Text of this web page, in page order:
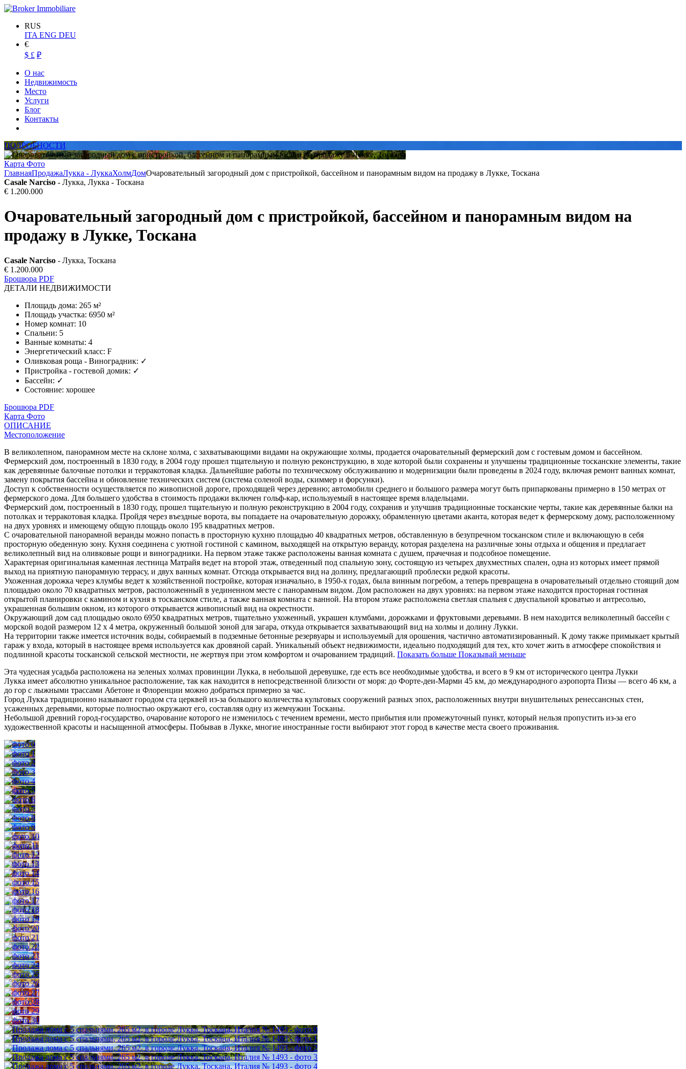
RUS
ITA ENG DEU
€
$ £ ₽
О нас
Недвижимость
Место
Услуги
Блог
Контакты
ПОДРОБНОСТИ
Карта Фото
ГлавнаяПродажаЛукка - ЛуккаХолмДомОчаровательный загородный дом с пристройкой, бассейном и панорамным видом на продажу в Лукке, Тоскана
Casale Narciso - Лукка, Лукка - Тоскана
€ 1.200.000
Очаровательный загородный дом с пристройкой, бассейном и панорамным видом на
продажу в Лукке, Тоскана
Casale Narciso - Лукка, Тоскана
€ 1.200.000
Брошюра PDF
ДЕТАЛИ НЕДВИЖИМОСТИ
Площадь дома: 265 м²
Площадь участка: 6950 м²
Номер комнат: 10
Спальни: 5
Ванные комнаты: 4
Энергетический класс: F
Оливковая роща - Виноградник: ✓
Пристройка - гостевой домик: ✓
Бассейн: ✓
Состояние: хорошее
Брошюра PDF
Карта Фото
ОПИСАНИЕ
Местоположение
В великолепном, панорамном месте на склоне холма, с захватывающими видами на окружающие холмы, продается очаровательный фермерский дом с гостевым домом и бассейном.
Фермерский дом, построенный в 1830 году, в 2004 году прошел тщательную и полную реконструкцию, в ходе которой были сохранены и улучшены традиционные тосканские элементы, такие
как деревянные балочные потолки и терракотовая кладка. Дальнейшие работы по техническому обслуживанию и модернизации были проведены в 2024 году, включая ремонт ванных комнат,
замену покрытия бассейна и обновление технических систем (система соленой воды, скиммер и форсунки).
Доступ к собственности осуществляется по живописной дороге, проходящей через деревню; автомобили среднего и большого размера могут быть припаркованы примерно в 150 метрах от
фермерского дома. Для большего удобства в стоимость продажи включен гольф-кар, используемый в настоящее время владельцами.
Фермерский дом, построенный в 1830 году, прошел тщательную и полную реконструкцию в 2004 году, сохранив и улучшив традиционные тосканские черты, такие как деревянные балки на
потолках и терракотовая кладка. Пройдя через въездные ворота, вы попадаете на очаровательную дорожку, обрамленную цветами аканта, которая ведет к фермерскому дому, расположенному
на двух уровнях и имеющему общую площадь около 195 квадратных метров.
С очаровательной панорамной веранды можно попасть в просторную кухню площадью 40 квадратных метров, обставленную в безупречном тосканском стиле и включающую в себя
просторную обеденную зону. Кухня соединена с уютной гостиной с камином, выходящей на открытую веранду, которая разделена на различные зоны отдыха и общения и предлагает
великолепный вид на оливковые рощи и виноградники. На первом этаже также расположены ванная комната с душем, прачечная и подсобное помещение.
Характерная оригинальная каменная лестница Матрайя ведет на второй этаж, отведенный под спальную зону, состоящую из четырех двухместных спален, одна из которых имеет прямой
выход на приятную панорамную террасу, и двух ванных комнат. Отсюда открывается вид на долину, предлагающий проблески редкой красоты.
Ухоженная дорожка через клумбы ведет к хозяйственной постройке, которая изначально, в 1950-х годах, была винным погребом, а теперь превращена в очаровательный отдельно стоящий дом
площадью около 70 квадратных метров, расположенный в уединенном месте с панорамным видом. Дом расположен на двух уровнях: на первом этаже находится просторная гостиная
открытой планировки с камином и кухня в тосканском стиле, а также ванная комната с ванной. На втором этаже расположена светлая спальня с двуспальной кроватью и антресолью,
украшенная большим окном, из которого открывается живописный вид на окрестности.
Окружающий дом сад площадью около 6950 квадратных метров, тщательно ухоженный, украшен клумбами, дорожками и фруктовыми деревьями. В нем находится великолепный бассейн с
морской водой размером 12 x 4 метра, окруженный большой зоной для загара, откуда открывается захватывающий вид на холмы и долину Лукки.
На территории также имеется источник воды, собираемый в подземные бетонные резервуары и используемый для орошения, частично автоматизированный. К дому также примыкает крытый
гараж у входа, который в настоящее время используется как дровяной сарай. Уникальный объект недвижимости, идеально подходящий для тех, кто хочет жить в атмосфере спокойствия и
подлинной красоты тосканской сельской местности, не жертвуя при этом комфортом и очарованием традиций. Показать больше Показывай меньше
Эта чудесная усадьба расположена на зеленых холмах провинции Лукка, в небольшой деревушке, где есть все необходимые удобства, и всего в 9 км от исторического центра Лукки
Лукка имеет абсолютно уникальное расположение, так как находится в непосредственной близости от моря: до Форте-деи-Марми 45 км, до международного аэропорта Пизы — всего 46 км, а
до гор с лыжными трассами Абетоне и Флоренции можно добраться примерно за час.
Город Лукка традиционно называют городом ста церквей из-за большого количества культовых сооружений разных эпох, расположенных внутри внушительных ренессансных стен,
усаженных деревьями, которые полностью окружают его, составляя одну из жемчужин Тосканы.
Небольшой древний город-государство, очарование которого не изменилось с течением времени, место прибытия или промежуточный пункт, который нельзя пропустить из-за его
художественной красоты и насыщенной атмосферы. Побывав в Лукке, многие иностранные гости выбирают этот город в качестве места своего проживания.